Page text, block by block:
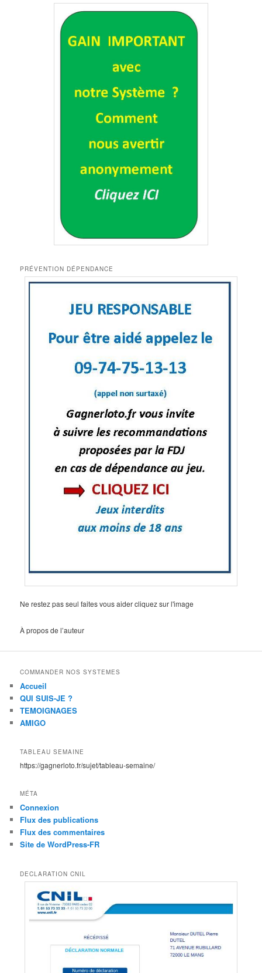
PRÉVENTION DÉPENDANCE
Ne restez pas seul faites vous aider cliquez sur l'image
À propos de l’auteur
COMMANDER NOS SYSTEMES
Accueil
QUI SUIS-JE ?
TEMOIGNAGES
AMIGO
TABLEAU SEMAINE
https://gagnerloto.fr/sujet/tableau-semaine/
MÉTA
Connexion
Flux des publications
Flux des commentaires
Site de WordPress-FR
DECLARATION CNIL